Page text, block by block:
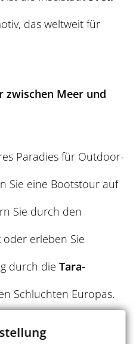
das weltweit für
zwischen Meer und
Paradies für Outdoor-
Sie eine Bootstour auf
Sie durch den
oder erleben Sie
durch die Tara-
Schluchten Europas.